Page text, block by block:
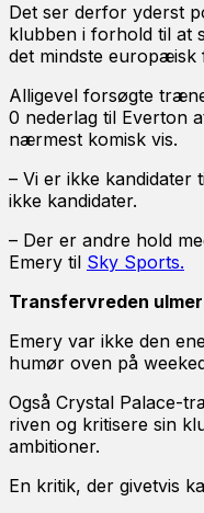
Det ser derfor yderst
klubben i forhold til at
det mindste europæisk
Alligevel forsøgte
0 nederlag til Everton
nærmest komisk vis.
– Vi er ikke kandidater
ikke kandidater.
– Der er andre hold
Emery til Sky Sports.
Transfervreden
Emery var ikke den
humør oven på
Også Crystal Palace-
riven og kritisere sin
ambitioner.
En kritik, der givetvis